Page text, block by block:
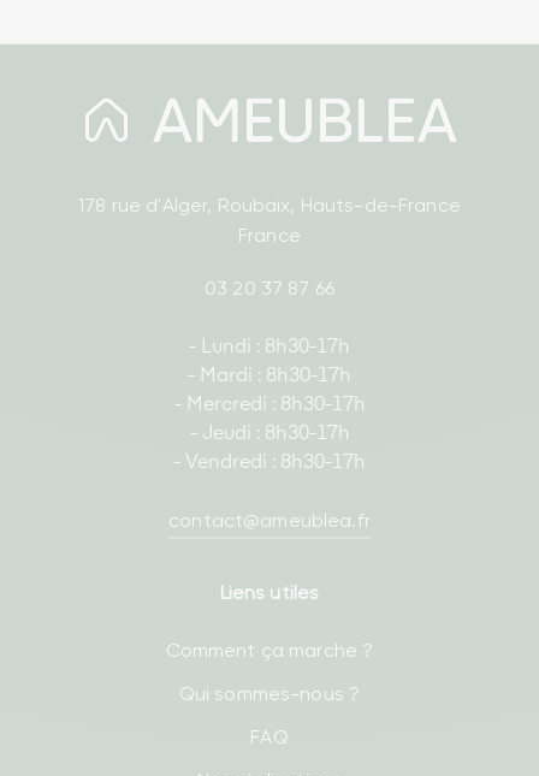
178 rue d'Alger, Roubaix, Hauts-de-France
France
03 20 37 87 66
- Lundi : 8h30-17h
- Mardi : 8h30-17h
- Mercredi : 8h30-17h
- Jeudi : 8h30-17h
- Vendredi : 8h30-17h
contact@ameublea.fr
Liens utiles
Comment ça marche ?
Qui sommes-nous ?
FAQ